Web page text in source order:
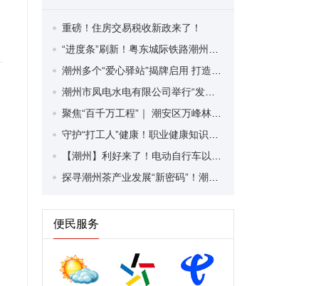
重磅！住房交易税收新政来了！
便民服务